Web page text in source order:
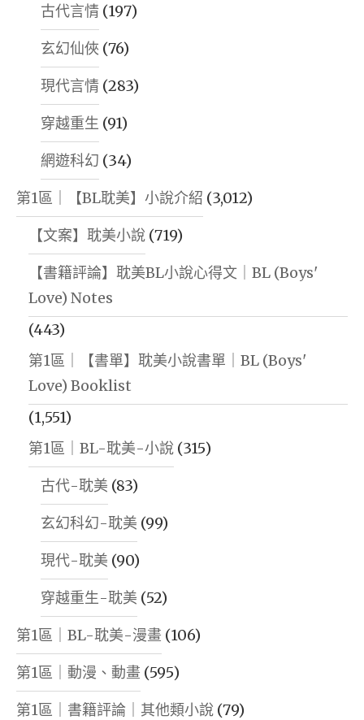
古代言情 (197)
玄幻仙俠 (76)
現代言情 (283)
穿越重生 (91)
網遊科幻 (34)
第1區｜【BL耽美】小說介紹 (3,012)
【文案】耽美小說 (719)
【書籍評論】耽美BL小說心得文｜BL (Boys'
Love) Notes
(443)
第1區｜【書單】耽美小說書單｜BL (Boys'
Love) Booklist
(1,551)
第1區｜BL-耽美-小說 (315)
古代-耽美 (83)
玄幻科幻-耽美 (99)
現代-耽美 (90)
穿越重生-耽美 (52)
第1區｜BL-耽美-漫畫 (106)
第1區｜動漫、動畫 (595)
第1區｜書籍評論｜其他類小說 (79)